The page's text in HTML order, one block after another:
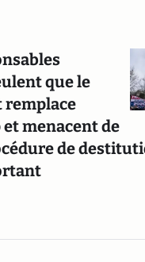
que le
remplace
menacent de
de